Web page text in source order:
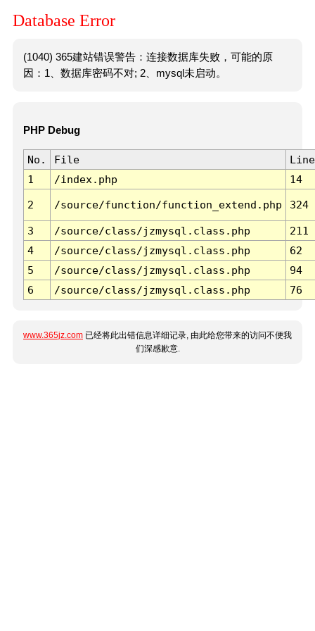
Database Error
(1040) 365建站错误警告：连接数据库失败，可能的原
因：1、数据库密码不对; 2、mysql未启动。
PHP Debug
No. File
Line
1
/index.php 14
2 /source/function/function_extend.php 324
3 /source/class/jzmysql.class.php
211
4
/source/class/jzmysql.class.php
62
5
/source/class/jzmysql.class.php
94
6
/source/class/jzmysql.class.php 76
www.365jz.com 已经将此出错信息详细记录, 由此给您带来的访问不便我
们深感歉意.